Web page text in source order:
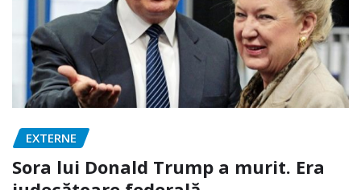
EXTERNE
Sora lui Donald Trump a murit. Era